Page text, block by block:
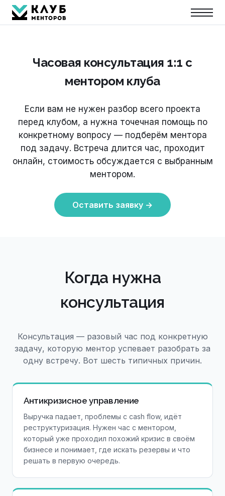
Часовая консультация 1:1 с
ментором клуба
Если вам не нужен разбор всего проекта
перед клубом, а нужна точечная помощь по
конкретному вопросу — подберём ментора
под задачу. Встреча длится час, проходит
онлайн, стоимость обсуждается с выбранным
ментором.
Оставить заявку →
Когда нужна
консультация
Консультация — разовый час под конкретную
задачу, которую ментор успевает разобрать за
одну встречу. Вот шесть типичных причин.
Антикризисное управление
Выручка падает, проблемы с cash flow, идёт
реструктуризация. Нужен час с ментором,
который уже проходил похожий кризис в своём
бизнесе и понимает, где искать резервы и что
решать в первую очередь.